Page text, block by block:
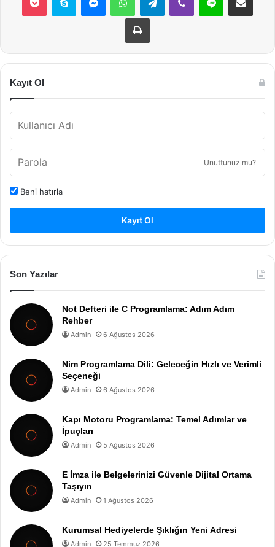
Yazdır
Kayıt Ol
Unuttunuz mu?
Beni hatırla
Kayıt Ol
Son Yazılar
Not Defteri ile C Programlama: Adım Adım
Rehber
Admin 6 Ağustos 2026
Nim Programlama Dili: Geleceğin Hızlı ve Verimli
Seçeneği
Admin 6 Ağustos 2026
Kapı Motoru Programlama: Temel Adımlar ve
İpuçları
Admin 5 Ağustos 2026
E İmza ile Belgelerinizi Güvenle Dijital Ortama
Taşıyın
Admin 1 Ağustos 2026
Kurumsal Hediyelerde Şıklığın Yeni Adresi
Admin 25 Temmuz 2026